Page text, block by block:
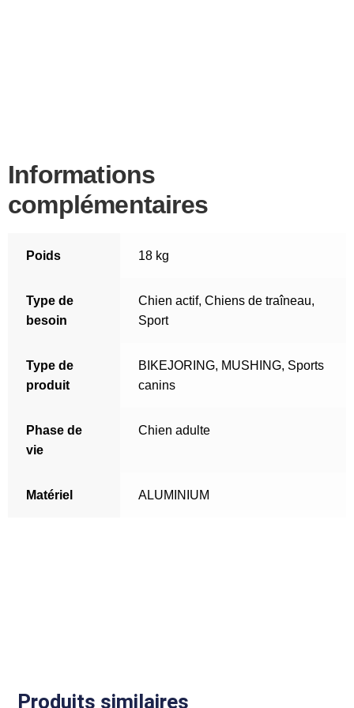
Informations
complémentaires
Poids 18 kg
Type de
besoin
Chien actif, Chiens de traîneau,
Sport
Type de
produit
BIKEJORING, MUSHING, Sports
canins
Phase de
vie
Chien adulte
Matériel ALUMINIUM
Produits similaires